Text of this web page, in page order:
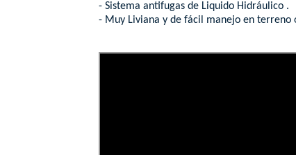
- Sistema antifugas de Liquido Hidráulico .
- Muy Liviana y de fácil manejo en terreno